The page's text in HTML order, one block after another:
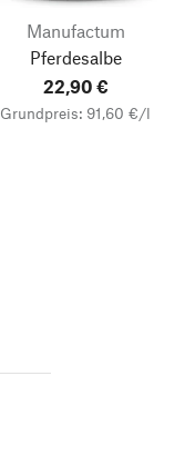
Manufactum
Pferdesalbe
22,90 €
Grundpreis: 91,60 €/l